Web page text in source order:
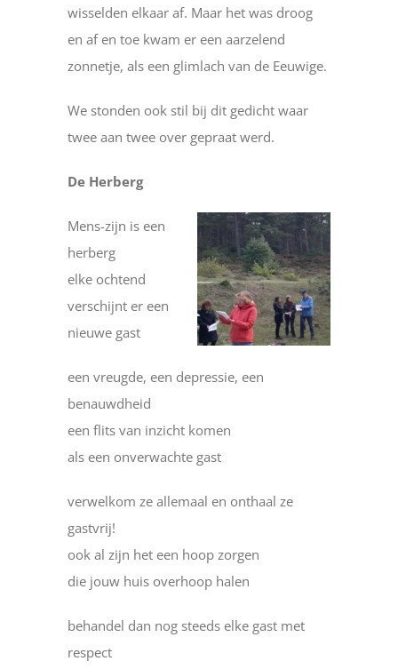
wisselden elkaar af. Maar het was droog
en af en toe kwam er een aarzelend
zonnetje, als een glimlach van de Eeuwige.
We stonden ook stil bij dit gedicht waar
twee aan twee over gepraat werd.
De Herberg
Mens-zijn is een
herberg
elke ochtend
verschijnt er een
nieuwe gast
een vreugde, een depressie, een
benauwdheid
een flits van inzicht komen
als een onverwachte gast
verwelkom ze allemaal en onthaal ze
gastvrij!
ook al zijn het een hoop zorgen
die jouw huis overhoop halen
behandel dan nog steeds elke gast met
respect